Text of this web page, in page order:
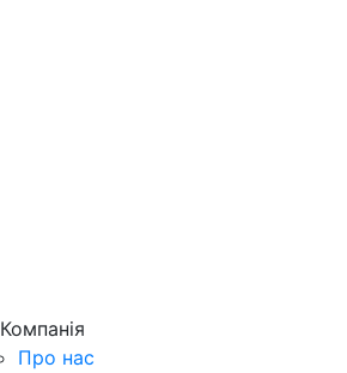
Компанія
Про нас